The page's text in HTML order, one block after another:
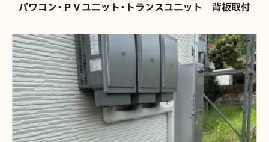
パワコン・ＰＶユニット・トランスユニット 背板取付